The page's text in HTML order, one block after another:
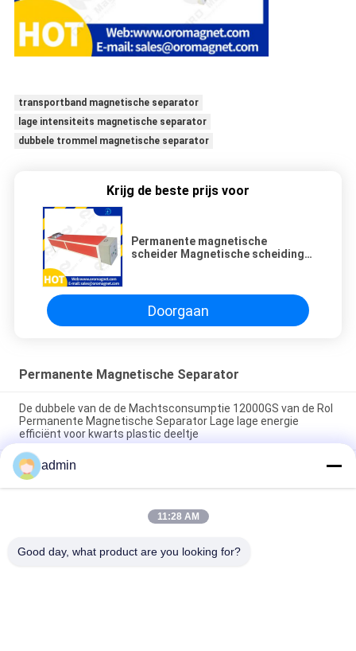
transportband magnetische separator
lage intensiteits magnetische separator
dubbele trommel magnetische separator
Krijg de beste prijs voor
Permanente magnetische
scheider Magnetische scheiding
Doorgaan
Permanente Magnetische Separator
De dubbele van de de Machtsconsumptie 12000GS van de Rol
Permanente Magnetische Separator Lage lage energie
efficiënt voor kwarts plastic deeltje
Separator van de de Staafdunne modder van de
Transportband de permanente Magnetische Separator
Magnetische
Drawer type Magnetische doos met hoge magnetische
admin
11:28 AM
Good day, what product are you looking for?